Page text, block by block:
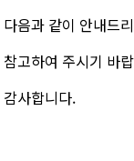
다음과 같이 안내드
참고하여 주시기 바
감사합니다.